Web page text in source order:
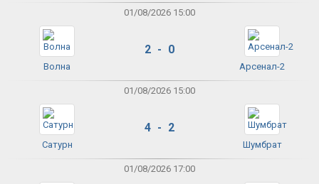
01/08/2026 15:00
Волна
2 - 0
Арсенал-2
01/08/2026 15:00
Сатурн
4 - 2
Шумбрат
01/08/2026 17:00